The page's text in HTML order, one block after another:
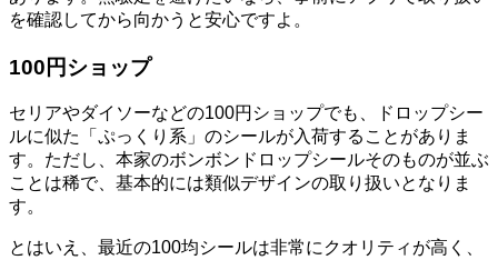
を確認してから向かうと安心ですよ。
100円ショップ
セリアやダイソーなどの100円ショップでも、ドロップシー
ルに似た「ぷっくり系」のシールが入荷することがありま
す。ただし、本家のボンボンドロップシールそのものが並ぶ
ことは稀で、基本的には類似デザインの取り扱いとなりま
す。
とはいえ、最近の100均シールは非常にクオリティが高く、